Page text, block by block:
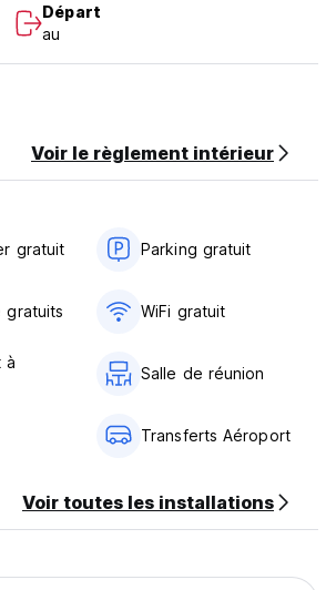
effectuer une pré-autorisation de
arrivée).
: 48 heures avant l'arrivée.
Départ
au
Voir le règlement intérieur
gratuit‎ Parking gratuit
gratuits WiFi gratuit
à
Salle de réunion
Transferts Aéroport
Voir toutes les installations